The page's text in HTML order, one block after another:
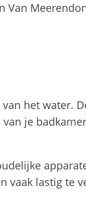
het water.
je
vaak lastig te